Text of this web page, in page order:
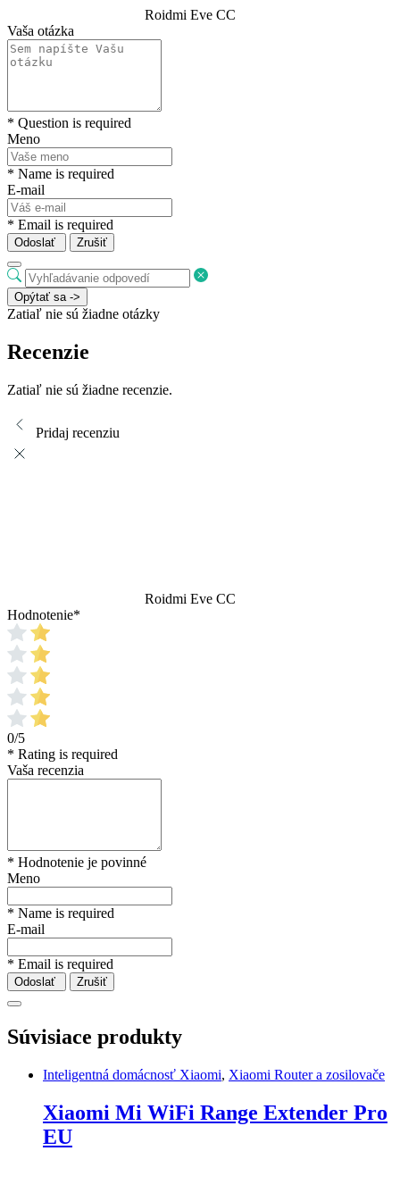
Roidmi Eve CC
Vaša otázka
* Question is required
Meno
* Name is required
E-mail
* Email is required
Odoslať Zrušiť
Opýtať sa ->
Zatiaľ nie sú žiadne otázky
Recenzie
Zatiaľ nie sú žiadne recenzie.
Pridaj recenziu
Roidmi Eve CC
Hodnotenie*
0/5
* Rating is required
Vaša recenzia
* Hodnotenie je povinné
Meno
* Name is required
E-mail
* Email is required
Odoslať Zrušiť
Súvisiace produkty
Inteligentná domácnosť Xiaomi, Xiaomi Router a zosilovače
Xiaomi Mi WiFi Range Extender Pro
EU